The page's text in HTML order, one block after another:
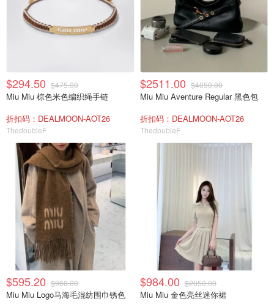
$294.50 $475.00
Miu Miu 棕色米色编织绳手链
折扣码：DEALMOON-AOT26
ThedoubleF
$2511.00 $4050.00
Miu Miu Aventure Regular 黑色包
折扣码：DEALMOON-AOT26
ThedoubleF
$595.20 $960.00
Miu Miu Logo马海毛混纺围巾锈色
$984.00 $2050.00
Miu Miu 金色亮丝迷你裙